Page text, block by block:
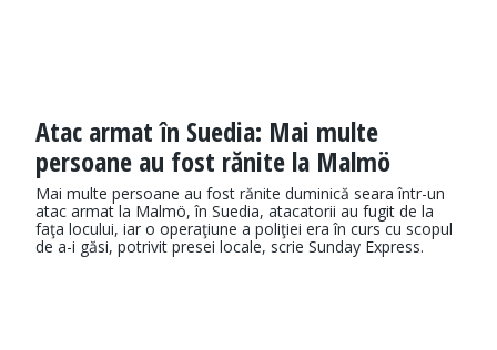
Atac armat în Suedia: Mai multe
persoane au fost rănite la Malmö
Mai multe persoane au fost rănite duminică seara într-un
atac armat la Malmö, în Suedia, atacatorii au fugit de la
faţa locului, iar o operaţiune a poliţiei era în curs cu scopul
de a-i găsi, potrivit presei locale, scrie Sunday Express.